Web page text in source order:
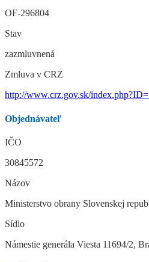
OF-296804
Stav
zazmluvnená
Zmluva v CRZ
http://www.crz.gov.sk/
Objednávateľ
IČO
30845572
Názov
Ministerstvo obrany Slovenskej
Sídlo
Námestie generála Viesta 11694/2,